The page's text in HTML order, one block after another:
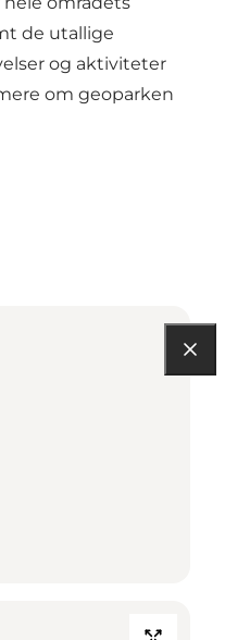
de utallige
og aktiviteter
om geoparken